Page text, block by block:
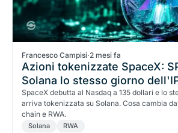
Francesco Campisi·2 mesi fa
Azioni tokenizzate SpaceX:
Solana lo stesso giorno
SpaceX debutta al Nasdaq a 135 dollari e lo
arriva tokenizzata su Solana. Cosa cambia
chain e RWA.
Solana RWA